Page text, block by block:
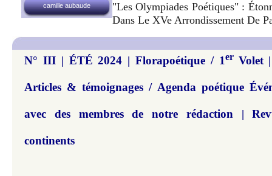
camille aubaude
"Les Olympiades Poétiques" :
Dans Le XVe Arrondissement De
N° III | ÉTÉ 2024 | Florapoétique / 1er Volet
Articles & témoignages / Agenda poétique
avec des membres de notre rédaction |
continents